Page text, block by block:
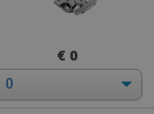
€ 0